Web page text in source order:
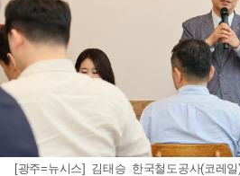
[광주=뉴시스] 김태승 한국철도공사(코레